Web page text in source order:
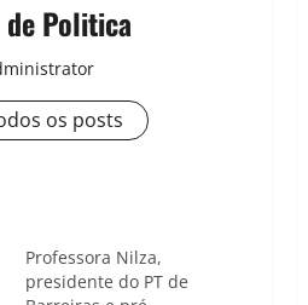
de Politica
os posts
Professora Nilza,
presidente do PT de